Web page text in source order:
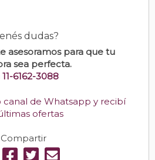
dudas?
asesoramos para que tu
sea perfecta.
11-6162-3088
canal de Whatsapp y recibí
ofertas
Compartir